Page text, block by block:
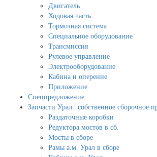
Двигатель
Ходовая часть
Тормозная система
Специальное оборудование
Трансмиссия
Рулевое управление
Электрооборудование
Кабина и оперение
Приложение
Спецпредложение
Запчасти Урал | собственное сборочное
Раздаточные коробки
Редуктора мостов в сб.
Мосты в сборе
Рамы а.м. Урал в сборе